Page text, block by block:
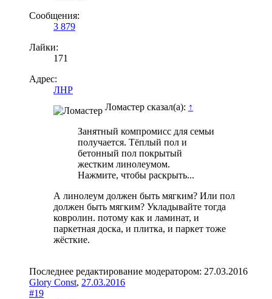
Сообщения:
3 879
Лайки:
171
Адрес:
ЛНР
Ломастер сказал(а): ↑
Занятный компромисс для семьи
получается. Тёплый пол и
бетонный пол покрытый
жестким линолеумом.
Нажмите, чтобы раскрыть...
А линолеум должен быть мягким? Или пол
должен быть мягким? Укладывайте тогда
ковролин. потому как и ламинат, и
паркетная доска, и плитка, и паркет тоже
жёсткие.
Последнее редактирование модератором: 27.03.2016
Glory Const, 27.03.2016
#19